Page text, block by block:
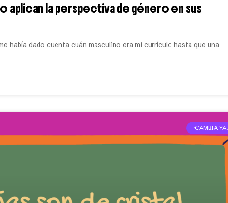
la perspectiva de género en sus
había dado cuenta cuán masculino era mi currículo hasta que una
¡CAMBIA YA!